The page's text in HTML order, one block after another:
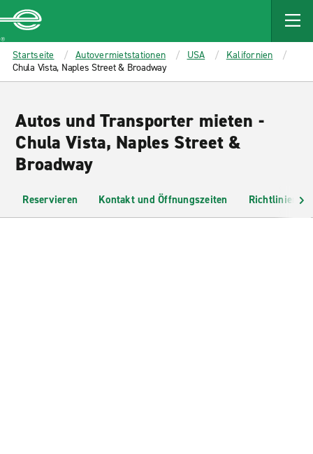
MAIN
CONTENT
Enterprise
Startseite Autovermietstationen USA
Kalifornien
Chula Vista, Naples Street & Broadway
Autos und Transporter mieten -
Chula Vista, Naples Street &
Broadway
Reservieren Kontakt und Öffnungszeiten Richtlinien